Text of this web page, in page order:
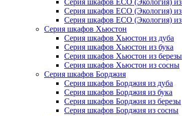
Серия шкафов ECO (Экология) из
Серия шкафов ECO (Экология)
Серия шкафов ECO (Экология)
Серия шкафов Хьюстон
Серия шкафов Хьюстон из дуба
Серия шкафов Хьюстон из бука
Серия шкафов Хьюстон из березы
Серия шкафов Хьюстон из сосны
Серия шкафов Борджия
Серия шкафов Борджия из дуба
Серия шкафов Борджия из бука
Серия шкафов Борджия из березы
Серия шкафов Борджия из сосны